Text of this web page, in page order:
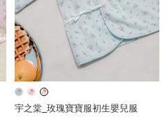
宇之棠_玫瑰寶寶服初生嬰兒服